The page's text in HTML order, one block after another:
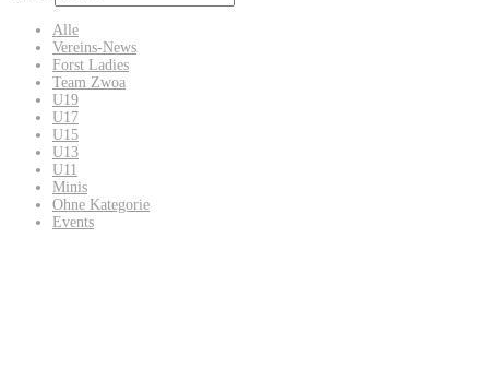
Alle
Vereins-News
Forst Ladies
Team Zwoa
U19
U17
U15
U13
U11
Minis
Ohne Kategorie
Events